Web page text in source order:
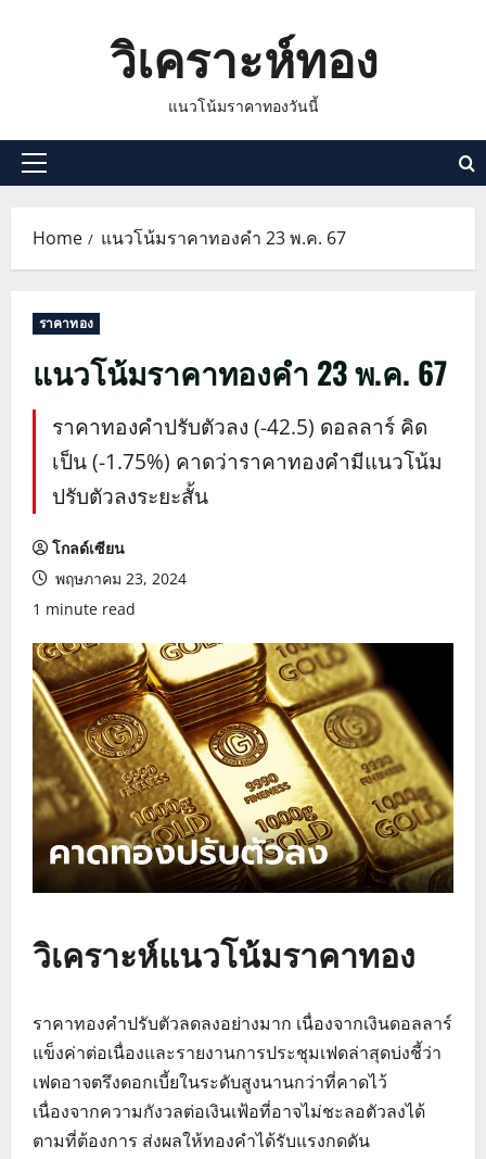
วิเคราะห์ทอง
แนวโน้มราคาทองวันนี้
Primary
Home แนวโน้มราคาทองคำ 23 พ.ค. 67
ราคาทอง
แนวโน้มราคาทองคำ 23 พ.ค. 67
ราคาทองคำปรับตัวลง (-42.5) ดอลลาร์ คิด
เป็น (-1.75%) คาดว่าราคาทองคำมีแนวโน้ม
ปรับตัวลงระยะสั้น
โกลด์เซียน
พฤษภาคม 23, 2024
1 minute read
วิเคราะห์แนวโน้มราคาทอง
ราคาทองคำปรับตัวลดลงอย่างมาก เนื่องจากเงินดอลลาร์
แข็งค่าต่อเนื่องและรายงานการประชุมเฟดล่าสุดบ่งชี้ว่า
เฟดอาจตรึงดอกเบี้ยในระดับสูงนานกว่าที่คาดไว้
เนื่องจากความกังวลต่อเงินเฟ้อที่อาจไม่ชะลอตัวลงได้
ตามที่ต้องการ ส่งผลให้ทองคำได้รับแรงกดดัน